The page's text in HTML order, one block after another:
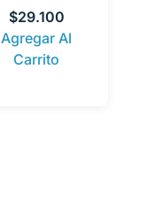
$29.100
Agregar Al
Carrito